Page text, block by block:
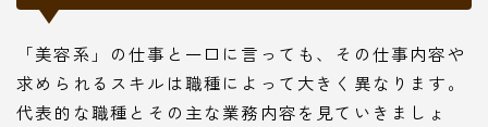
「美容系」の仕事と一口に言っても、その仕事内容や
求められるスキルは職種によって大きく異なります。
代表的な職種とその主な業務内容を見ていきましょ